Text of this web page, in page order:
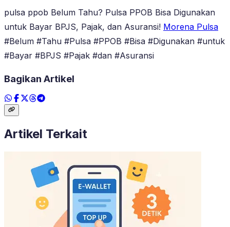
pulsa ppob Belum Tahu? Pulsa PPOB Bisa Digunakan
untuk Bayar BPJS, Pajak, dan Asuransi! Morena Pulsa
#Belum #Tahu #Pulsa #PPOB #Bisa #Digunakan #untuk
#Bayar #BPJS #Pajak #dan #Asuransi
Bagikan Artikel
Artikel Terkait